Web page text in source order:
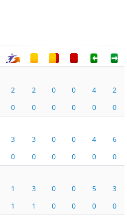
2 2 0 0 4
2
0 0 0 0 0
0
3 3 0 0 4
6
0 0 0 0 0
0
1 3 0 0 5
3
1 1 0 0 0
0